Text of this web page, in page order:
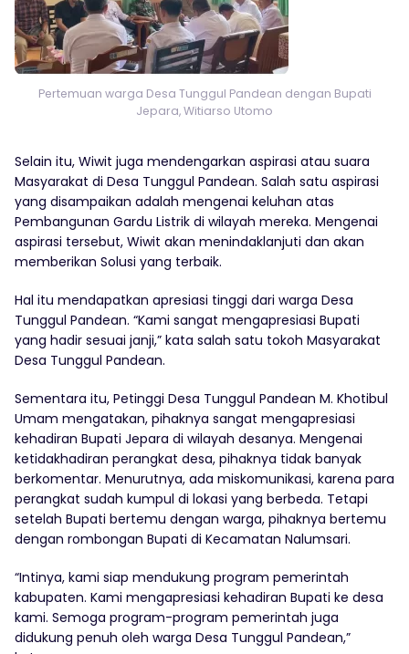
Pertemuan warga Desa Tunggul Pandean dengan Bupati
Jepara, Witiarso Utomo
Selain itu, Wiwit juga mendengarkan aspirasi atau suara
Masyarakat di Desa Tunggul Pandean. Salah satu aspirasi
yang disampaikan adalah mengenai keluhan atas
Pembangunan Gardu Listrik di wilayah mereka. Mengenai
aspirasi tersebut, Wiwit akan menindaklanjuti dan akan
memberikan Solusi yang terbaik.
Hal itu mendapatkan apresiasi tinggi dari warga Desa
Tunggul Pandean. “Kami sangat mengapresiasi Bupati
yang hadir sesuai janji,” kata salah satu tokoh Masyarakat
Desa Tunggul Pandean.
Sementara itu, Petinggi Desa Tunggul Pandean M. Khotibul
Umam mengatakan, pihaknya sangat mengapresiasi
kehadiran Bupati Jepara di wilayah desanya. Mengenai
ketidakhadiran perangkat desa, pihaknya tidak banyak
berkomentar. Menurutnya, ada miskomunikasi, karena para
perangkat sudah kumpul di lokasi yang berbeda. Tetapi
setelah Bupati bertemu dengan warga, pihaknya bertemu
dengan rombongan Bupati di Kecamatan Nalumsari.
“Intinya, kami siap mendukung program pemerintah
kabupaten. Kami mengapresiasi kehadiran Bupati ke desa
kami. Semoga program-program pemerintah juga
didukung penuh oleh warga Desa Tunggul Pandean,”